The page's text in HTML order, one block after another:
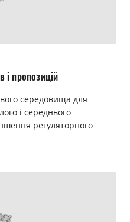
і пропозицій
середовища для
і середнього
регуляторного